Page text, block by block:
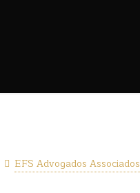
EFS Advogados Associados